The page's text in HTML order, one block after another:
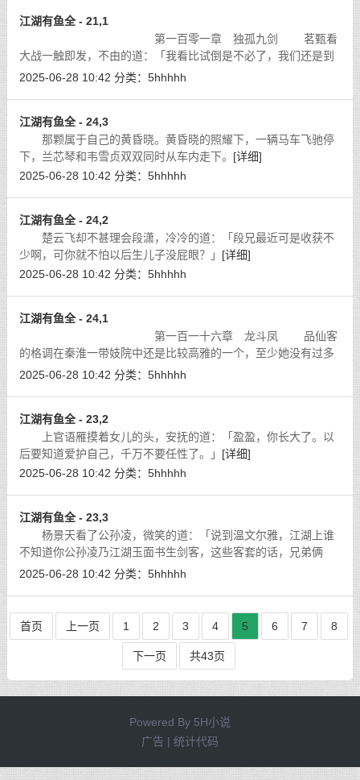
江湖有鱼全 - 21,1
第一百零一章 独孤九剑 茗甄看
大战一触即发，不由的道：「我看比试倒是不必了，我们还是到
后院下棋论道去如何？」
[详细]
2025-06-28 10:42 分类： 5hhhhh
江湖有鱼全 - 24,3
那颗属于自己的黄昏晓。黄昏晓的照耀下，一辆马车飞驰停
下，兰芯琴和韦雪贞双双同时从车内走下。 [详细]
2025-06-28 10:42 分类： 5hhhhh
江湖有鱼全 - 24,2
楚云飞却不甚理会段潇，冷冷的道：「段兄最近可是收获不
少啊，可你就不怕以后生儿子没屁眼？」 [详细]
2025-06-28 10:42 分类： 5hhhhh
江湖有鱼全 - 24,1
第一百一十六章 龙斗凤 品仙客
的格调在秦淮一带妓院中还是比较高雅的一个，至少她没有过多
的俗气，秦淮河的妓院开得跟书院一样的雅气，这让公孙凌感觉
2025-06-28 10:42 分类： 5hhhhh
江湖有鱼全 - 23,2
上官语雁摸着女儿的头，安抚的道：「盈盈，你长大了。以
后要知道爱护自己，千万不要任性了。」 [详细]
2025-06-28 10:42 分类： 5hhhhh
江湖有鱼全 - 23,3
杨景天看了公孙凌，微笑的道：「说到温文尔雅，江湖上谁
不知道你公孙凌乃江湖玉面书生剑客，这些客套的话，兄弟俩
的，就不多说了。」[详细]
2025-06-28 10:42 分类： 5hhhhh
首页 上一页 1 2 3 4 5 6 7 8
下一页 共43页
Powered By 5H小说
广告 | 统计代码